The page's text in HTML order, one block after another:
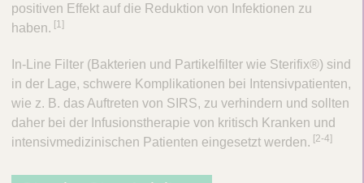
positiven Effekt auf die Reduktion von Infektionen zu
haben. ​[1]
In-Line Filter (Bakterien und Partikelfilter wie Sterifix®) sind
in der Lage, schwere Komplikationen bei Intensivpatienten,
wie z. B. das Auftreten von SIRS, zu verhindern und sollten
daher bei der Infusionstherapie von kritisch Kranken und
intensivmedizinischen Patienten eingesetzt werden. ​[2-4]